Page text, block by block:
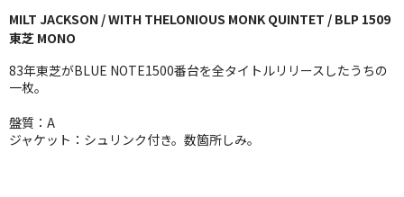
J-POP
ROCK
WORLD
MILT JACKSON / WITH THELONIOUS MONK QUINTET / BLP 1509
東芝 MONO
83年東芝がBLUE NOTE1500番台を全タイトルリリースしたうちの
一枚。
盤質：A
ジャケット：シュリンク付き。数箇所しみ。